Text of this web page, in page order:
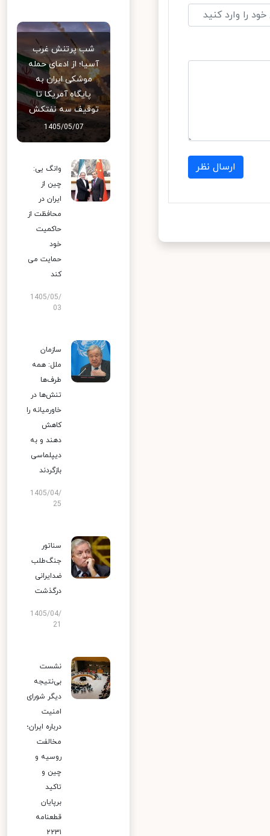
ارسال نظر
شب پرتنش غرب
آسیا؛ از ادعای حمله
موشکی ایران به
پایگاه آمریکا تا
توقیف سه نفتکش
1405/05/07
وانگ یی:
چین از
ایران در
محافظت از
حاکمیت
خود
حمایت می
کند
1405/05/
03
سازمان
ملل: همه
طرف‌ها
تنش‌ها در
خاورمیانه را
کاهش
دهند و به
دیپلماسی
بازگردند
1405/04/
25
سناتور
جنگ‌طلب
ضدایرانی
درگذشت
1405/04/
نشست
بی‌نتیجه
دیگر شورای
امنیت
درباره ایران؛
مخالفت
روسیه و
چین و
تاکید
برپایان
قطعنامه
۲۲۳۱